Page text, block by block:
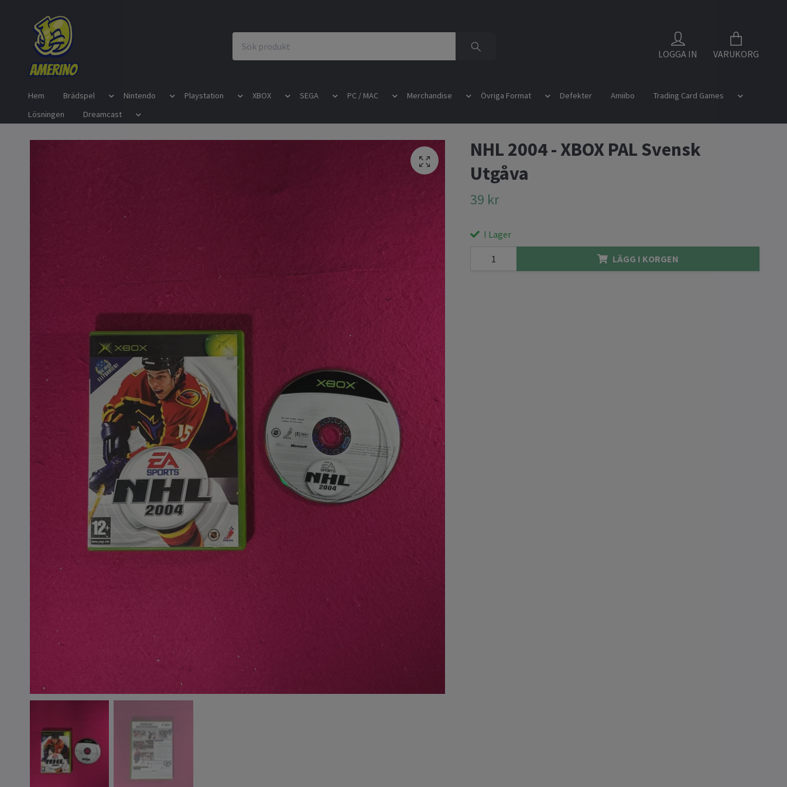
LOGGA IN VARUKORG
Hem Brädspel Nintendo Playstation XBOX SEGA PC / MAC Merchandise Övriga Format Defekter Amiibo
Trading Card Games
Lösningen
Dreamcast
NHL 2004 - XBOX PAL Svensk
Utgåva
39 kr
I Lager
LÄGG I KORGEN